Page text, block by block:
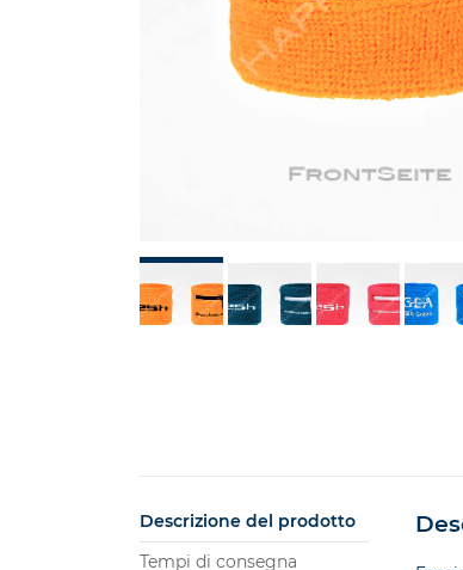
Descrizione del prodotto
Tempi di consegna